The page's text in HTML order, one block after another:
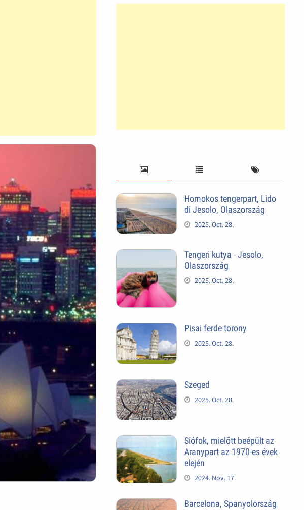
Homokos tengerpart, Lido
di Jesolo, Olaszország
2025. Oct. 28.
Tengeri kutya - Jesolo,
Olaszország
2025. Oct. 28.
Pisai ferde torony
2025. Oct. 28.
Szeged
2025. Oct. 28.
Siófok, mielőtt beépült az
Aranypart az 1970-es évek
elején
2024. Nov. 17.
Barcelona, Spanyolország